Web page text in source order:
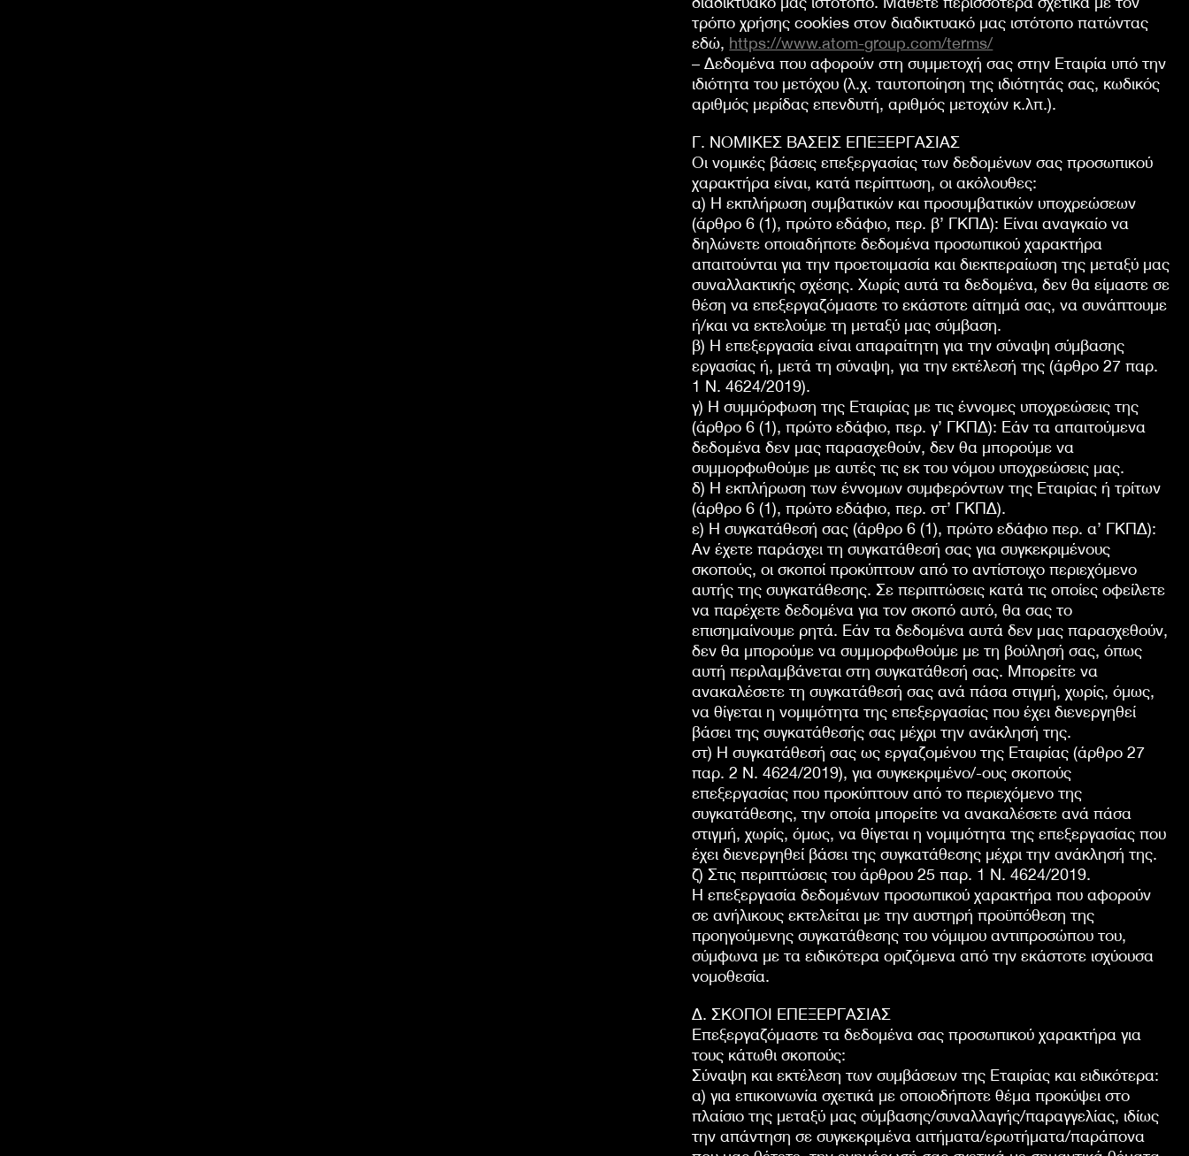
τρόπο χρήσης cookies στον διαδικτυακό μας ιστότοπο πατώντας
εδώ, https://www.atom-group.com/terms/
– Δεδομένα που αφορούν στη συμμετοχή σας στην Εταιρία υπό την
ιδιότητα του μετόχου (λ.χ. ταυτοποίηση της ιδιότητάς σας, κωδικός
αριθμός μερίδας επενδυτή, αριθμός μετοχών κ.λπ.).
Γ. ΝΟΜΙΚΕΣ ΒΑΣΕΙΣ ΕΠΕΞΕΡΓΑΣΙΑΣ
Οι νομικές βάσεις επεξεργασίας των δεδομένων σας προσωπικού
χαρακτήρα είναι, κατά περίπτωση, οι ακόλουθες:
α) Η εκπλήρωση συμβατικών και προσυμβατικών υποχρεώσεων
(άρθρο 6 (1), πρώτο εδάφιο, περ. β’ ΓΚΠΔ): Είναι αναγκαίο να
δηλώνετε οποιαδήποτε δεδομένα προσωπικού χαρακτήρα
απαιτούνται για την προετοιμασία και διεκπεραίωση της μεταξύ μας
συναλλακτικής σχέσης. Χωρίς αυτά τα δεδομένα, δεν θα είμαστε σε
θέση να επεξεργαζόμαστε το εκάστοτε αίτημά σας, να συνάπτουμε
ή/και να εκτελούμε τη μεταξύ μας σύμβαση.
β) Η επεξεργασία είναι απαραίτητη για την σύναψη σύμβασης
εργασίας ή, μετά τη σύναψη, για την εκτέλεσή της (άρθρο 27 παρ.
1 Ν. 4624/2019).
γ) Η συμμόρφωση της Εταιρίας με τις έννομες υποχρεώσεις της
(άρθρο 6 (1), πρώτο εδάφιο, περ. γ’ ΓΚΠΔ): Εάν τα απαιτούμενα
δεδομένα δεν μας παρασχεθούν, δεν θα μπορούμε να
συμμορφωθούμε με αυτές τις εκ του νόμου υποχρεώσεις μας.
δ) Η εκπλήρωση των έννομων συμφερόντων της Εταιρίας ή τρίτων
(άρθρο 6 (1), πρώτο εδάφιο, περ. στ’ ΓΚΠΔ).
ε) Η συγκατάθεσή σας (άρθρο 6 (1), πρώτο εδάφιο περ. α’ ΓΚΠΔ):
Αν έχετε παράσχει τη συγκατάθεσή σας για συγκεκριμένους
σκοπούς, οι σκοποί προκύπτουν από το αντίστοιχο περιεχόμενο
αυτής της συγκατάθεσης. Σε περιπτώσεις κατά τις οποίες οφείλετε
να παρέχετε δεδομένα για τον σκοπό αυτό, θα σας το
επισημαίνουμε ρητά. Εάν τα δεδομένα αυτά δεν μας παρασχεθούν,
δεν θα μπορούμε να συμμορφωθούμε με τη βούλησή σας, όπως
αυτή περιλαμβάνεται στη συγκατάθεσή σας. Μπορείτε να
ανακαλέσετε τη συγκατάθεσή σας ανά πάσα στιγμή, χωρίς, όμως,
να θίγεται η νομιμότητα της επεξεργασίας που έχει διενεργηθεί
βάσει της συγκατάθεσής σας μέχρι την ανάκλησή της.
στ) Η συγκατάθεσή σας ως εργαζομένου της Εταιρίας (άρθρο 27
παρ. 2 Ν. 4624/2019), για συγκεκριμένο/-ους σκοπούς
επεξεργασίας που προκύπτουν από το περιεχόμενο της
συγκατάθεσης, την οποία μπορείτε να ανακαλέσετε ανά πάσα
στιγμή, χωρίς, όμως, να θίγεται η νομιμότητα της επεξεργασίας που
έχει διενεργηθεί βάσει της συγκατάθεσης μέχρι την ανάκλησή της.
ζ) Στις περιπτώσεις του άρθρου 25 παρ. 1 Ν. 4624/2019.
Η επεξεργασία δεδομένων προσωπικού χαρακτήρα που αφορούν
σε ανήλικους εκτελείται με την αυστηρή προϋπόθεση της
προηγούμενης συγκατάθεσης του νόμιμου αντιπροσώπου του,
σύμφωνα με τα ειδικότερα οριζόμενα από την εκάστοτε ισχύουσα
νομοθεσία.
Δ. ΣΚΟΠΟΙ ΕΠΕΞΕΡΓΑΣΙΑΣ
Επεξεργαζόμαστε τα δεδομένα σας προσωπικού χαρακτήρα για
τους κάτωθι σκοπούς:
Σύναψη και εκτέλεση των συμβάσεων της Εταιρίας και ειδικότερα:
α) για επικοινωνία σχετικά με οποιοδήποτε θέμα προκύψει στο
πλαίσιο της μεταξύ μας σύμβασης/συναλλαγής/παραγγελίας, ιδίως
την απάντηση σε συγκεκριμένα αιτήματα/ερωτήματα/παράπονα